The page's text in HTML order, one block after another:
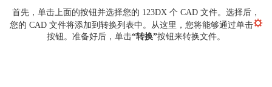
首先，单击上面的按钮并选择您的 123DX 个 CAD 文件。选择后，
您的 CAD 文件将添加到转换列表中。从这里，您将能够通过单击
按钮。准备好后，单击“转换”按钮来转换文件。